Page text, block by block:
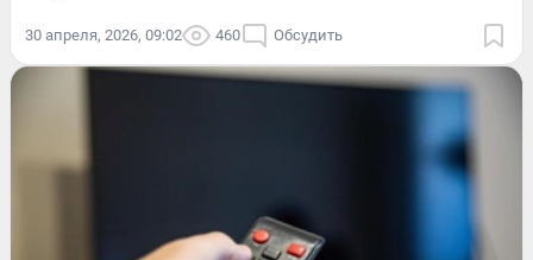
30 апреля, 2026, 09:02 460 Обсудить